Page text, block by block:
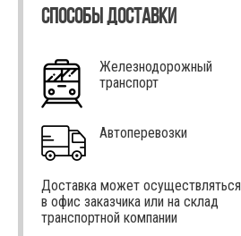
СПОСОБЫ ДОСТАВКИ
Железнодорожный
транспорт
Автоперевозки
Доставка может осуществляться
в офис заказчика или на склад
транспортной компании